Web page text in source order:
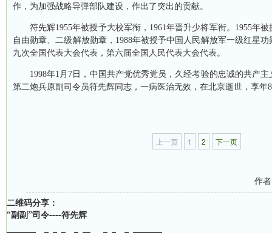
作，为加强战略导弹部队建设，作出了突出的贡献。
符先辉1955年被授予大校军衔， 1961年晋升少将军衔。 1955年被
自由勋章、二级解放勋章， 1988年被授予中国人民解放军一级红星
九次全国代表大会代表，第六届全国人民代表大会代表。
1998年1 月 7 日 ，中国共产党优秀党员，久经考验的忠诚的共产
第二炮兵原副司令员符先辉同志，一病医治无效，在北京逝世，享年
上一页 1 2 下一页
作
二维码分享：
“副副”司令----符先辉